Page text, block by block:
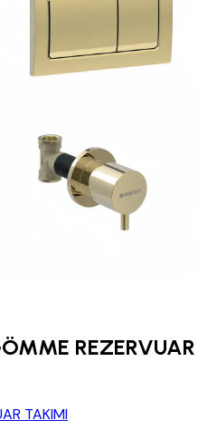
REZERVUAR
TAKIMI